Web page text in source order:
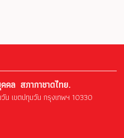
คล สภากาชาดไทย.
น เขตปทุมวัน กรุงเทพฯ 10330